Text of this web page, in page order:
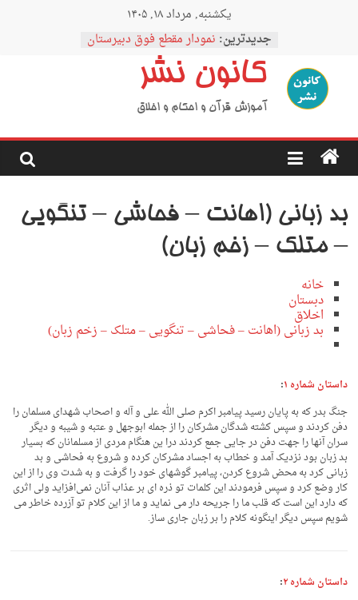
یکشنبه, مرداد ۱۸, ۱۴۰۵
جدیدترین: نمودار مقطع فوق دبیرستان
اردوی نیمه رمضان
اردوی نیمه شعبان
اردوی غدیر
اردوی محرم
کانون نشر
آموزش قرآن و احکام و اخلاق
بد زبانی (اهانت – فحاشی – تنگویی
– متلک – زخم زبان)
خانه
دبستان
اخلاق
بد زبانی (اهانت – فحاشی – تنگویی – متلک – زخم زبان)
داستان شماره ۱ :
جنگ بدر که به پایان رسید پیامبر اکرم صلی الله علی و آله و اصحاب شهدای مسلمان را
دفن کردند و سپس کشته‌ شدگان مشرکان را از جمله ابوجهل و عتبه و شیبه و دیگر
سران آنها را جهت دفن در جایی جمع کردند درا ین هنگام مردی از مسلمانان که بسیار
بد زبان بود نزدیک آمد و خطاب به اجساد مشرکان کرده و شروع به فحاشی و بد
زبانی کرد به محض شروع کردن، پیامبر گوشهای خود را گرفت و به شدت وی را از این
کار وضع کرد و سپس فرمودند این کلمات تو ذره ای بر عذاب آنان نمی‌افزاید ولی اثری
که دارد این است که قلب ما را جریحه دار می نماید و ما از این کلام تو آزرده خاطر می
شویم سپس دیگر اینگونه کلام را بر زبان جاری ساز.
داستان شماره ۲ :